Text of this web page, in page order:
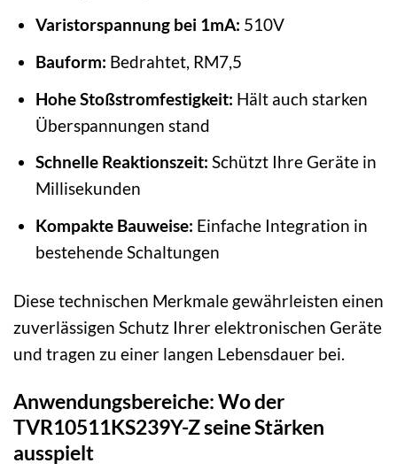
Varistorspannung bei 1mA: 510V
Bauform: Bedrahtet, RM7,5
Hohe Stoßstromfestigkeit: Hält auch starken
Überspannungen stand
Schnelle Reaktionszeit: Schützt Ihre Geräte in
Millisekunden
Kompakte Bauweise: Einfache Integration in
bestehende Schaltungen
Diese technischen Merkmale gewährleisten einen
zuverlässigen Schutz Ihrer elektronischen Geräte
und tragen zu einer langen Lebensdauer bei.
Anwendungsbereiche: Wo der
TVR10511KS239Y-Z seine Stärken
ausspielt